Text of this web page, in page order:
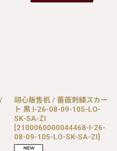
胡心販售机 / 薔薇刺繍スカー
ト 黒 I-26-08-09-105-LO-
SK-SA-ZI
[2100060000044468-I-26-
08-09-105-LO-SK-SA-ZI]